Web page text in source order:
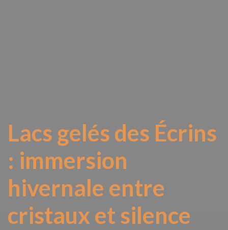
Lacs gelés des Écrins
: immersion
hivernale entre
cristaux et silence